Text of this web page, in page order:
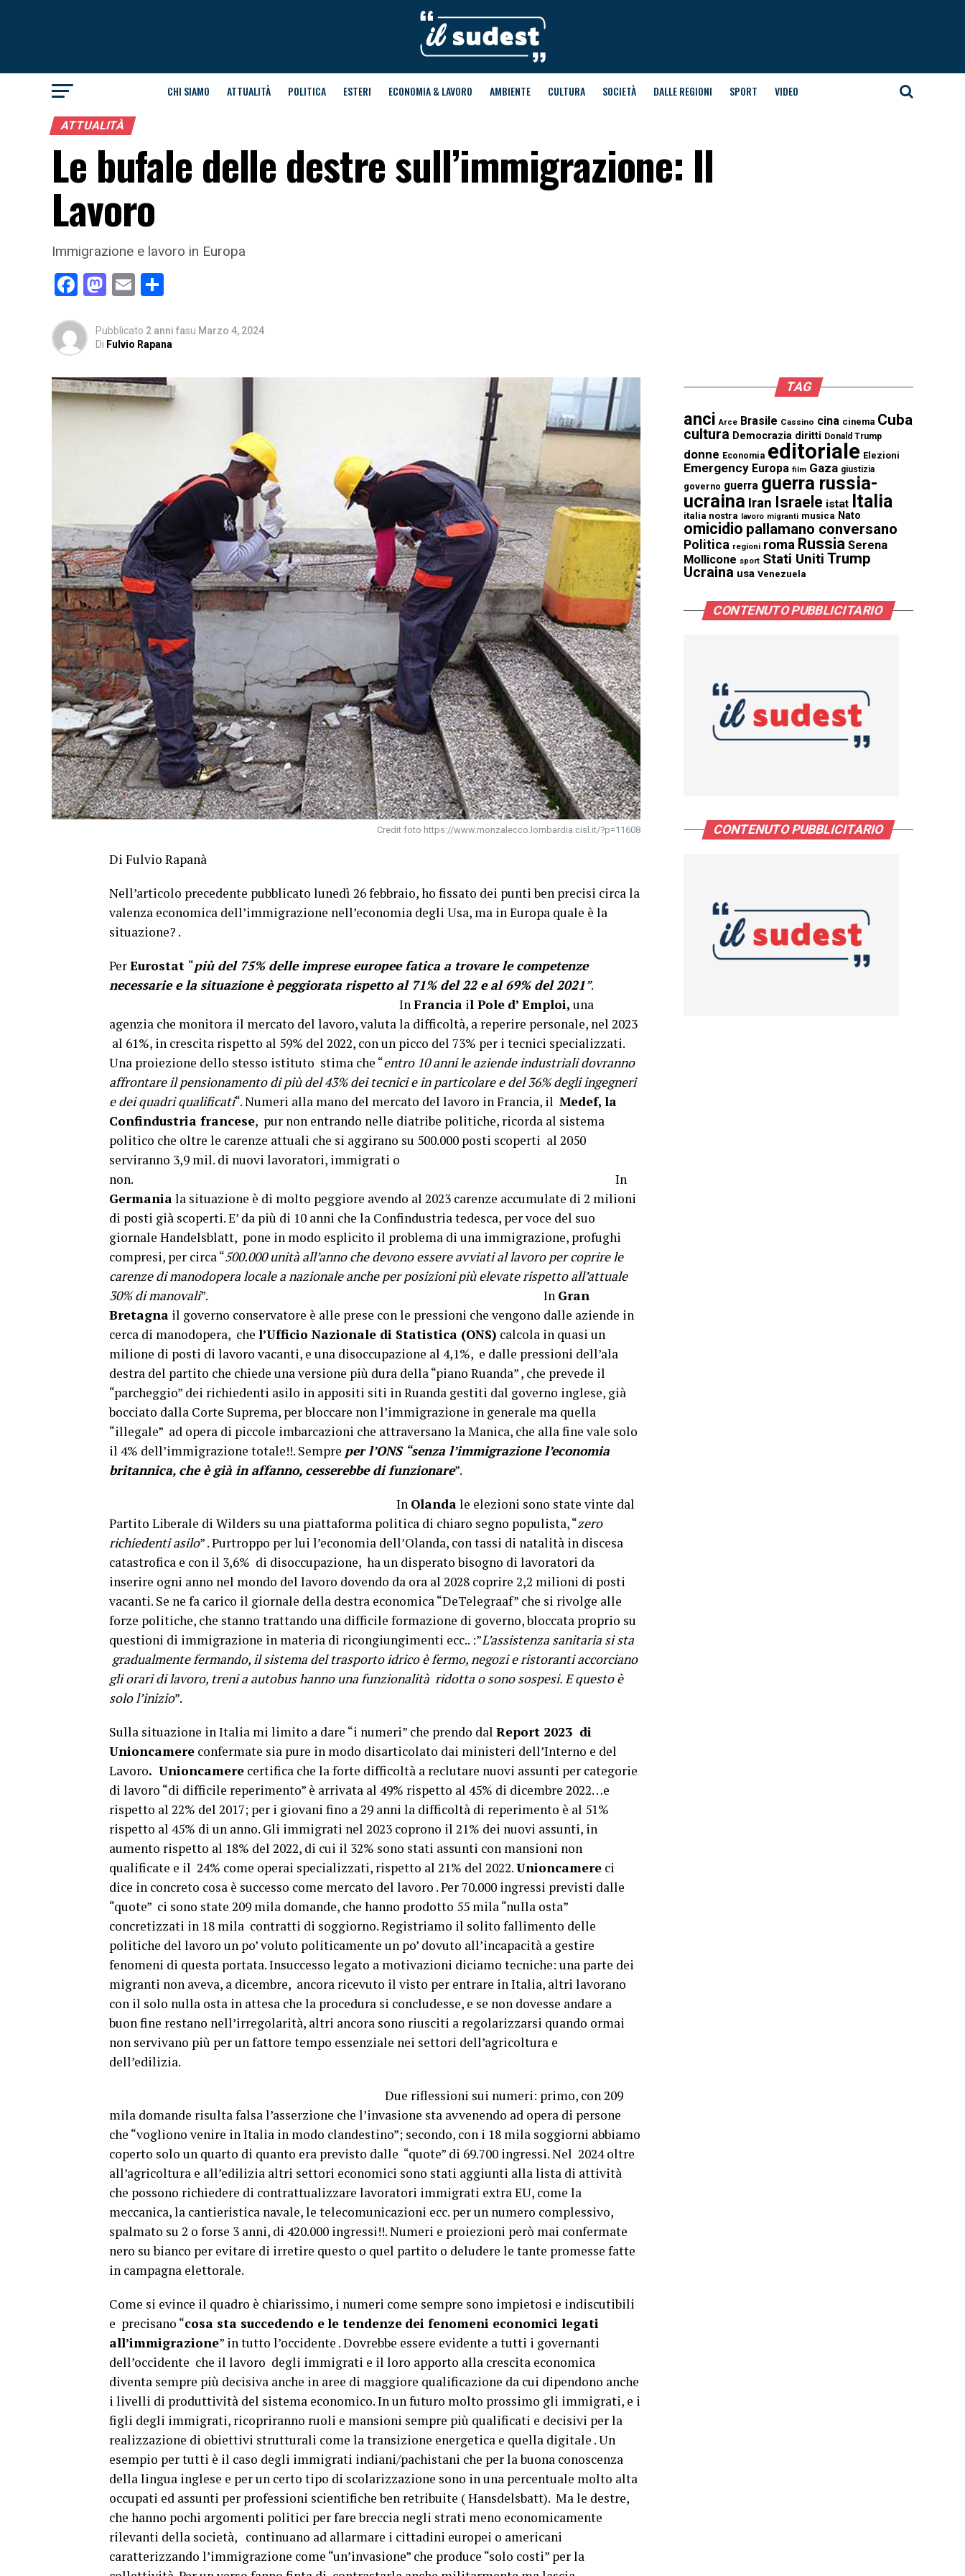
CHI SIAMO ATTUALITÀ POLITICA ESTERI ECONOMIA & LAVORO AMBIENTE CULTURA SOCIETÀ DALLE REGIONI SPORT VIDEO
ATTUALITÀ
Le bufale delle destre sull’immigrazione: Il
Lavoro
Immigrazione e lavoro in Europa
Facebook
Mastodon
Email
Pubblicato 2 anni fasu Marzo 4, 2024
Di Fulvio Rapana
Credit foto https://www.monzalecco.lombardia.cisl.it/?p=11608
Di Fulvio Rapanà
Nell’articolo precedente pubblicato lunedì 26 febbraio, ho fissato dei punti ben precisi circa la
valenza economica dell’immigrazione nell’economia degli Usa, ma in Europa quale è la
situazione? .
PerEurostat “più del 75% delle imprese europee fatica a trovare le competenze
necessarie e la situazione è peggiorata rispetto al 71% del 22 e al 69% del 2021”.
InFrancia il Pole d’ Emploi, una
agenzia che monitora il mercato del lavoro, valuta la difficoltà, a reperire personale, nel 2023
al 61%, in crescita rispetto al 59% del 2022, con un picco del 73% per i tecnici specializzati.
Una proiezione dello stesso istituto stima che “entro 10 anni le aziende industriali dovranno
affrontare il pensionamento di più del 43% dei tecnici e in particolare e del 36% degli ingegneri
e dei quadri qualificati“. Numeri alla mano del mercato del lavoro in Francia, il Medef, la
Confindustria francese, pur non entrando nelle diatribe politiche, ricorda al sistema
politico che oltre le carenze attuali che si aggirano su 500.000 posti scoperti al 2050
serviranno 3,9 mil. di nuovi lavoratori, immigrati o
non. In
Germaniala situazione è di molto peggiore avendo al 2023 carenze accumulate di 2 milioni
di posti già scoperti. E’ da più di 10 anni che la Confindustria tedesca, per voce del suo
giornale Handelsblatt, pone in modo esplicito il problema di una immigrazione, profughi
compresi, per circa “500.000 unità all’anno che devono essere avviati al lavoro per coprire le
carenze di manodopera locale a nazionale anche per posizioni più elevate rispetto all’attuale
30% di manovali”. In Gran
Bretagna il governo conservatore è alle prese con le pressioni che vengono dalle aziende in
cerca di manodopera, che l’Ufficio Nazionale di Statistica (ONS) calcola in quasi un
milione di posti di lavoro vacanti, e una disoccupazione al 4,1%, e dalle pressioni dell’ala
destra del partito che chiede una versione più dura della “piano Ruanda” , che prevede il
“parcheggio” dei richiedenti asilo in appositi siti in Ruanda gestiti dal governo inglese, già
bocciato dalla Corte Suprema, per bloccare non l’immigrazione in generale ma quella
“illegale” ad opera di piccole imbarcazioni che attraversano la Manica, che alla fine vale solo
il 4% dell’immigrazione totale!!. Sempre per l’ONS “senza l’immigrazione l’economia
britannica, che è già in affanno, cesserebbe di funzionare”.
In Olandale elezioni sono state vinte dal
Partito Liberale di Wilders su una piattaforma politica di chiaro segno populista, “zero
richiedenti asilo” . Purtroppo per lui l’economia dell’Olanda, con tassi di natalità in discesa
catastrofica e con il 3,6% di disoccupazione, ha un disperato bisogno di lavoratori da
inserire ogni anno nel mondo del lavoro dovendo da ora al 2028 coprire 2,2 milioni di posti
vacanti. Se ne fa carico il giornale della destra economica “DeTelegraaf” che si rivolge alle
forze politiche, che stanno trattando una difficile formazione di governo, bloccata proprio su
questioni di immigrazione in materia di ricongiungimenti ecc.. :”L’assistenza sanitaria si sta
gradualmente fermando, il sistema del trasporto idrico è fermo, negozi e ristoranti accorciano
gli orari di lavoro, treni a autobus hanno una funzionalità ridotta o sono sospesi. E questo è
solo l’inizio”.
Sulla situazione in Italia mi limito a dare “i numeri” che prendo dal Report 2023 di
Unioncamere confermate sia pure in modo disarticolato dai ministeri dell’Interno e del
Lavoro. Unioncamere certifica che la forte difficoltà a reclutare nuovi assunti per categorie
di lavoro “di difficile reperimento” è arrivata al 49% rispetto al 45% di dicembre 2022…e
rispetto al 22% del 2017; per i giovani fino a 29 anni la difficoltà di reperimento è al 51%
rispetto al 45% di un anno. Gli immigrati nel 2023 coprono il 21% dei nuovi assunti, in
aumento rispetto al 18% del 2022, di cui il 32% sono stati assunti con mansioni non
qualificate e il 24% come operai specializzati, rispetto al 21% del 2022.Unioncamere ci
dice in concreto cosa è successo come mercato del lavoro . Per 70.000 ingressi previsti dalle
“quote” ci sono state 209 mila domande, che hanno prodotto 55 mila “nulla osta”
concretizzati in 18 mila contratti di soggiorno. Registriamo il solito fallimento delle
politiche del lavoro un po’ voluto politicamente un po’ dovuto all’incapacità a gestire
fenomeni di questa portata. Insuccesso legato a motivazioni diciamo tecniche: una parte dei
migranti non aveva, a dicembre, ancora ricevuto il visto per entrare in Italia, altri lavorano
con il solo nulla osta in attesa che la procedura si concludesse, e se non dovesse andare a
buon fine restano nell’irregolarità, altri ancora sono riusciti a regolarizzarsi quando ormai
non servivano più per un fattore tempo essenziale nei settori dell’agricoltura e
dell’edilizia.
Due riflessioni sui numeri: primo, con 209
mila domande risulta falsa l’asserzione che l’invasione sta avvenendo ad opera di persone
che “vogliono venire in Italia in modo clandestino”; secondo, con i 18 mila soggiorni abbiamo
coperto solo un quarto di quanto era previsto dalle “quote” di 69.700 ingressi. Nel 2024 oltre
all’agricoltura e all’edilizia altri settori economici sono stati aggiunti alla lista di attività
che possono richiedere di contrattualizzare lavoratori immigrati extra EU, come la
meccanica, la cantieristica navale, le telecomunicazioni ecc. per un numero complessivo,
spalmato su 2 o forse 3 anni, di 420.000 ingressi!!. Numeri e proiezioni però mai confermate
nero su bianco per evitare di irretire questo o quel partito o deludere le tante promesse fatte
in campagna elettorale.
Come si evince il quadro è chiarissimo, i numeri come sempre sono impietosi e indiscutibili
e precisano “cosa sta succedendo ele tendenze dei fenomeni economici legati
all’immigrazione” in tutto l’occidente . Dovrebbe essere evidente a tutti i governanti
dell’occidente che il lavoro degli immigrati e il loro apporto alla crescita economica
diventa sempre più decisiva anche in aree di maggiore qualificazione da cui dipendono anche
i livelli di produttività del sistema economico. In un futuro molto prossimo gli immigrati, e i
figli degli immigrati, ricopriranno ruoli e mansioni sempre più qualificati e decisivi per la
realizzazione di obiettivi strutturali come la transizione energetica e quella digitale . Un
esempio per tutti è il caso degli immigrati indiani/pachistani che per la buona conoscenza
della lingua inglese e per un certo tipo di scolarizzazione sono in una percentuale molto alta
occupati ed assunti per professioni scientifiche ben retribuite ( Hansdelsbatt). Ma le destre,
che hanno pochi argomenti politici per fare breccia negli strati meno economicamente
rilevanti della società, continuano ad allarmare i cittadini europei o americani
caratterizzando l’immigrazione come “un’invasione” che produce “solo costi” per la
TAG
anci Arce Brasile Cassino cina cinema Cuba
cultura Democrazia diritti Donald Trump
donne Economia editoriale Elezioni
Emergency Europa film Gaza giustizia
governo guerra guerra russia-
ucraina Iran Israele istat Italia
italia nostra lavoro migranti musica Nato
omicidio pallamano conversano
Politica regioni roma Russia Serena
Mollicone sport Stati Uniti Trump
Ucraina usa Venezuela
CONTENUTO PUBBLICITARIO
CONTENUTO PUBBLICITARIO